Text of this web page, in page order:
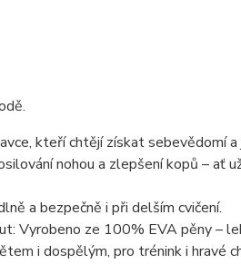
kteří chtějí získat sebevědomí
nohou a zlepšení kopů – ať
a bezpečně i při delším cvičení.
Vyrobeno ze 100% EVA pěny –
i dospělým, pro trénink i hravé